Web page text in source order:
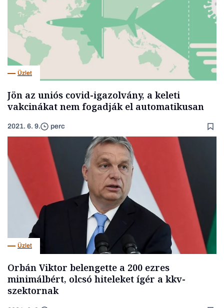
Üzlet
Jön az uniós covid-igazolvány, a keleti
vakcinákat nem fogadják el automatikusan
2021. 6. 9. perc
Üzlet
Orbán Viktor belengette a 200 ezres
minimálbért, olcsó hiteleket ígér a kkv-
szektornak